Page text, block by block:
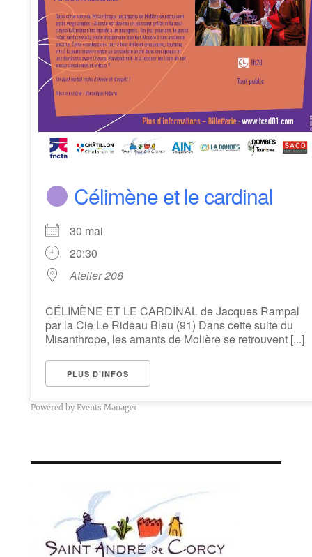
Célimène et le cardinal
30 mai
20:30
Atelier 208
CÉLIMÈNE ET LE CARDINAL de Jacques Rampal
par la Cie Le Rideau Bleu (91) Dans cette suite du
Misanthrope, les amants de Molière se retrouvent [...]
PLUS D’INFOS
Powered byEvents Manager